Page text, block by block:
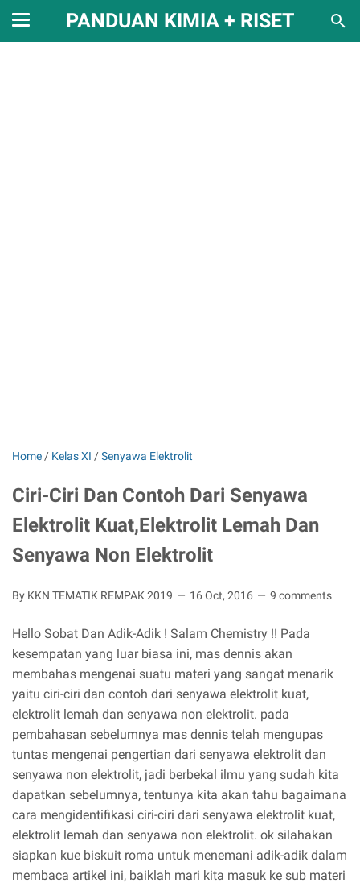
PANDUAN KIMIA + RISET
Home / Kelas XI /Senyawa Elektrolit
Ciri-Ciri Dan Contoh Dari Senyawa
Elektrolit Kuat,Elektrolit Lemah Dan
Senyawa Non Elektrolit
By KKN TEMATIK REMPAK 2019 16 Oct, 2016 9 comments
Hello Sobat Dan Adik-Adik ! Salam Chemistry !! Pada
kesempatan yang luar biasa ini, mas dennis akan
membahas mengenai suatu materi yang sangat menarik
yaitu ciri-ciri dan contoh dari senyawa elektrolit kuat,
elektrolit lemah dan senyawa non elektrolit. pada
pembahasan sebelumnya mas dennis telah mengupas
tuntas mengenai pengertian dari senyawa elektrolit dan
senyawa non elektrolit, jadi berbekal ilmu yang sudah kita
dapatkan sebelumnya, tentunya kita akan tahu bagaimana
cara mengidentifikasi ciri-ciri dari senyawa elektrolit kuat,
elektrolit lemah dan senyawa non elektrolit. ok silahakan
siapkan kue biskuit roma untuk menemani adik-adik dalam
membaca artikel ini, baiklah mari kita masuk ke sub materi